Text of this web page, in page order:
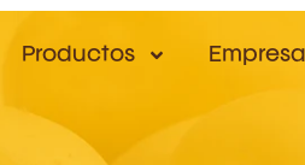
Productos Empresa